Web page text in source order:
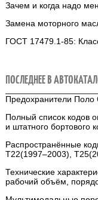
Зачем и когда надо
Замена моторного
ГОСТ 17479.1-85:
ПОСЛЕДНЕЕ В
Предохранители Поло
Полный список кодов
и штатного бортового
Распространённые
T22(1997–2003),
Технические
рабочий объём,